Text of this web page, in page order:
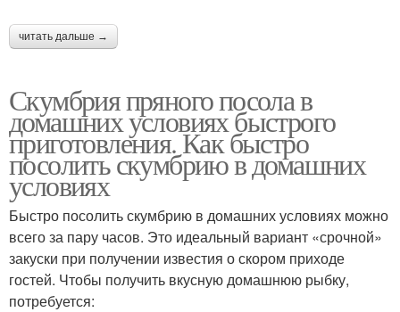
читать дальше →
Скумбрия пряного посола в
домашних условиях быстрого
приготовления. Как быстро
посолить скумбрию в домашних
условиях
Быстро посолить скумбрию в домашних условиях можно
всего за пару часов. Это идеальный вариант «срочной»
закуски при получении известия о скором приходе
гостей. Чтобы получить вкусную домашнюю рыбку,
потребуется: